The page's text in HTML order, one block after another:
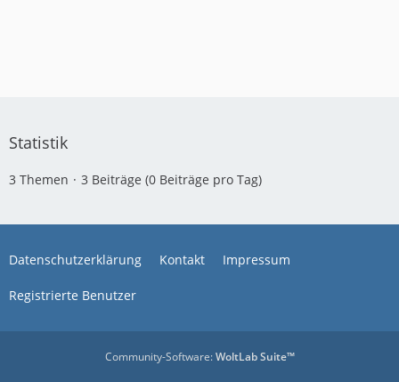
Statistik
3 Themen 3 Beiträge (0 Beiträge pro Tag)
Datenschutzerklärung Kontakt Impressum
Registrierte Benutzer
Community-Software:WoltLab Suite™